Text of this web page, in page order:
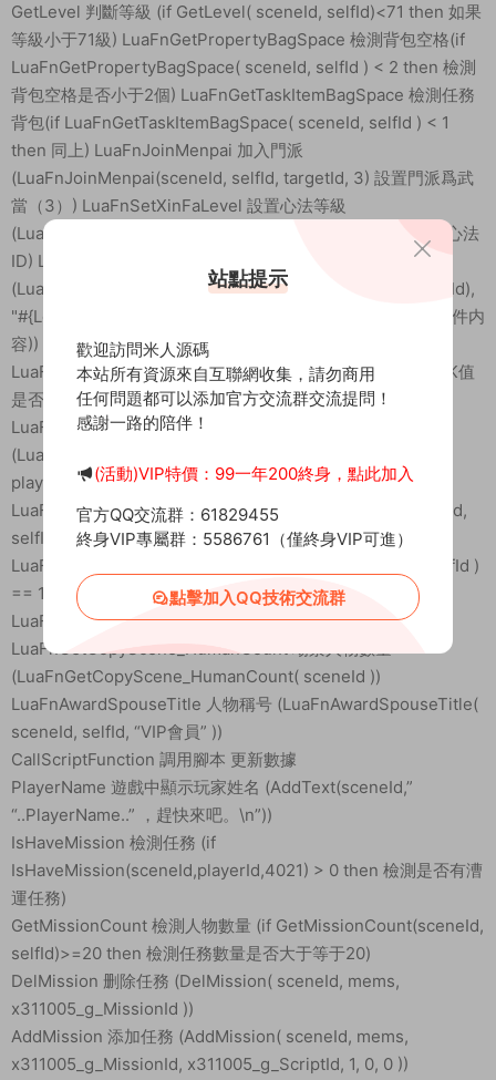
GetLevel 判斷等級 (if GetLevel( sceneId, selfId)<71 then 如果
等級小于71級) LuaFnGetPropertyBagSpace 檢測背包空格(if
LuaFnGetPropertyBagSpace( sceneId, selfId ) < 2 then 檢測
背包空格是否小于2個) LuaFnGetTaskItemBagSpace 檢測任務
背包(if LuaFnGetTaskItemBagSpace( sceneId, selfId ) < 1
then 同上) LuaFnJoinMenpai 加入門派
(LuaFnJoinMenpai(sceneId, selfId, targetId, 3) 設置門派爲武
當（3）) LuaFnSetXinFaLevel 設置心法等級
(LuaFnSetXinFaLevel(sceneId,selfId,19,10) 10爲等級19爲心法
ID) LuaFnSendSystemMail 發送給玩家郵件
(LuaFnSendSystemMail( sceneId, GetName(sceneId,selfId),
"#{LevelMail_menpai_9}" ) ("#{LevelMail_menpai_9}"爲郵件内
容)) LuaFnGetHumanPKValue 檢測人物PK值 (IF
LuaFnGetHumanPKValue( sceneId, playerId ) > 4 then PK值
是否大于4)
LuaFnSendSpecificImpactToUnit 無敵
(LuaFnSendSpecificImpactToUnit(sceneId, playerId,
playerId, playerId, 54, 100 ) 無敵狀态)
LuaFnAuditQuest 統計任務信息 (LuaFnAuditQuest(sceneId,
selfId, x600012_g_MissionName))
LuaFnHasTeam 檢測人數 (if LuaFnHasTeam( sceneId, selfId )
== 1 then 檢測是否爲1人 )
LuaFnCreateCopyScene 副本數量？？
LuaFnGetCopyScene_HumanCount 場景人物數量
(LuaFnGetCopyScene_HumanCount( sceneId ))
LuaFnAwardSpouseTitle 人物稱号 (LuaFnAwardSpouseTitle(
sceneId, selfId, “VIP會員” ))
CallScriptFunction 調用腳本 更新數據
PlayerName 遊戲中顯示玩家姓名 (AddText(sceneId,”
“..PlayerName..” ，趕快來吧。\n”))
IsHaveMission 檢測任務 (if
IsHaveMission(sceneId,playerId,4021) > 0 then 檢測是否有漕
運任務)
GetMissionCount 檢測人物數量 (if GetMissionCount(sceneId,
selfId)>=20 then 檢測任務數量是否大于等于20)
DelMission 删除任務 (DelMission( sceneId, mems,
x311005_g_MissionId ))
AddMission 添加任務 (AddMission( sceneId, mems,
x311005_g_MissionId, x311005_g_ScriptId, 1, 0, 0 ))
站點提示
歡迎訪問米人源碼
本站所有資源來自互聯網收集，請勿商用
任何問題都可以添加官方交流群交流提問！
感謝一路的陪伴！
(活動)VIP特價：99一年200終身，點此加入
官方QQ交流群：61829455
終身VIP專屬群：5586761（僅終身VIP可進）
點擊加入QQ技術交流群